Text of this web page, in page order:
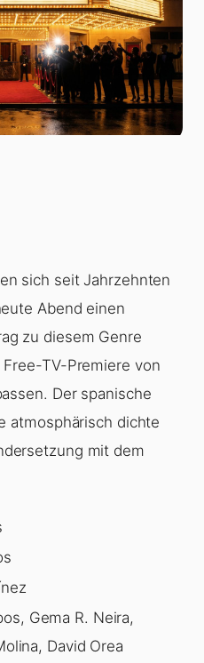
sich seit Jahrzehnten
Abend einen
zu diesem Genre
TV-Premiere von
Der spanische
atmosphärisch dichte
mit dem
Gema R. Neira,
David Orea